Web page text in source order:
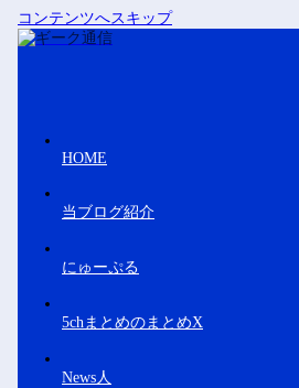
コンテンツへスキップ
HOME
当ブログ紹介
にゅーぷる
5chまとめのまとめX
News人